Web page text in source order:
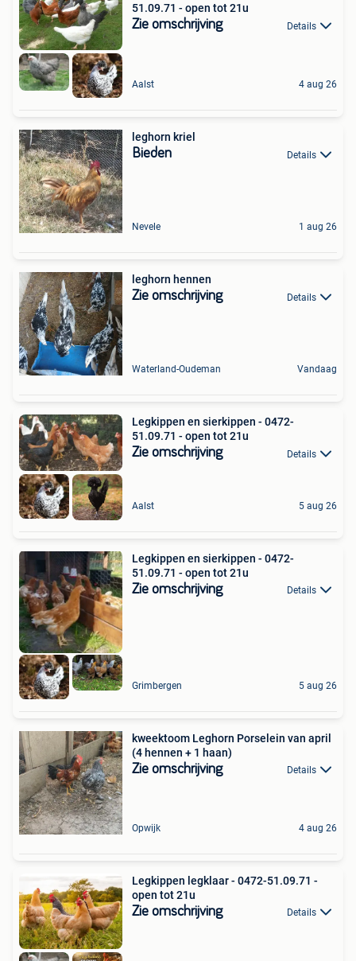
51.09.71 - open tot 21u
Zie omschrijving Details
Aalst 4 aug 26
leghorn kriel
Bieden Details
Nevele 1 aug 26
leghorn hennen
Zie omschrijving Details
Waterland-Oudeman Vandaag
Legkippen en sierkippen - 0472-
51.09.71 - open tot 21u
Zie omschrijving Details
Aalst 5 aug 26
Legkippen en sierkippen - 0472-
51.09.71 - open tot 21u
Zie omschrijving Details
Grimbergen 5 aug 26
kweektoom Leghorn Porselein van april
(4 hennen + 1 haan)
Zie omschrijving Details
Opwijk 4 aug 26
Legkippen legklaar - 0472-51.09.71 -
open tot 21u
Zie omschrijving Details